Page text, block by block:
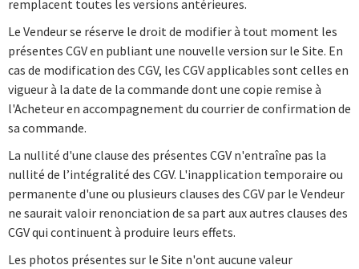
remplacent toutes les versions antérieures.
Le Vendeur se réserve le droit de modifier à tout moment les
présentes CGV en publiant une nouvelle version sur le Site. En
cas de modification des CGV, les CGV applicables sont celles en
vigueur à la date de la commande dont une copie remise à
l'Acheteur en accompagnement du courrier de confirmation de
sa commande.
La nullité d'une clause des présentes CGV n'entraîne pas la
nullité de l’intégralité des CGV. L'inapplication temporaire ou
permanente d'une ou plusieurs clauses des CGV par le Vendeur
ne saurait valoir renonciation de sa part aux autres clauses des
CGV qui continuent à produire leurs effets.
Les photos présentes sur le Site n'ont aucune valeur